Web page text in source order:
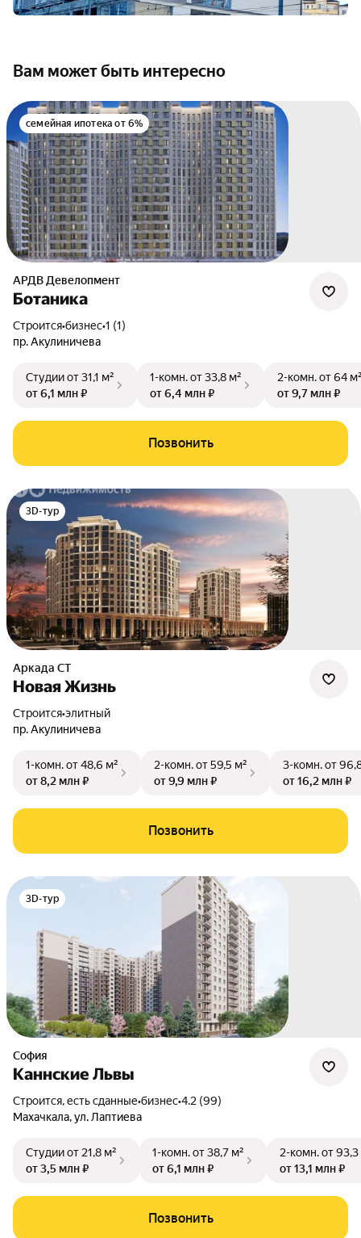
Вам может быть интересно
семейная ипотека от 6%
АРДВ Девелопмент
Ботаника
Строится•бизнес•1 (1)
пр. Акулиничева
Студииот 31,1 м²
от 6,1 млн ₽
1-комн.от 33,8 м²
от 6,4 млн ₽
2-комн.от 64
от 9,7 млн ₽
Позвонить
3D-тур
Аркада СТ
Новая Жизнь
Строится•элитный
пр. Акулиничева
1-комн.от 48,6 м²
от 8,2 млн ₽
2-комн.от 59,5 м²
от 9,9 млн ₽
3-комн.от
от 16,2 млн ₽
Позвонить
3D-тур
София
Каннские Львы
Строится, есть сданные•бизнес•4.2 (99)
Махачкала,ул. Лаптиева
Студииот 21,8 м²
от 3,5 млн ₽
1-комн.от 38,7 м²
от 6,1 млн ₽
2-комн.от 93,3
от 13,1 млн ₽
Позвонить